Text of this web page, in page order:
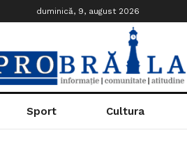
duminică, 9, august 2026
Sport Cultura